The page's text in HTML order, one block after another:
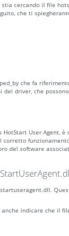
cercando il file
che ti
che fa
driver, che
User Agent,
del software
indicare che il